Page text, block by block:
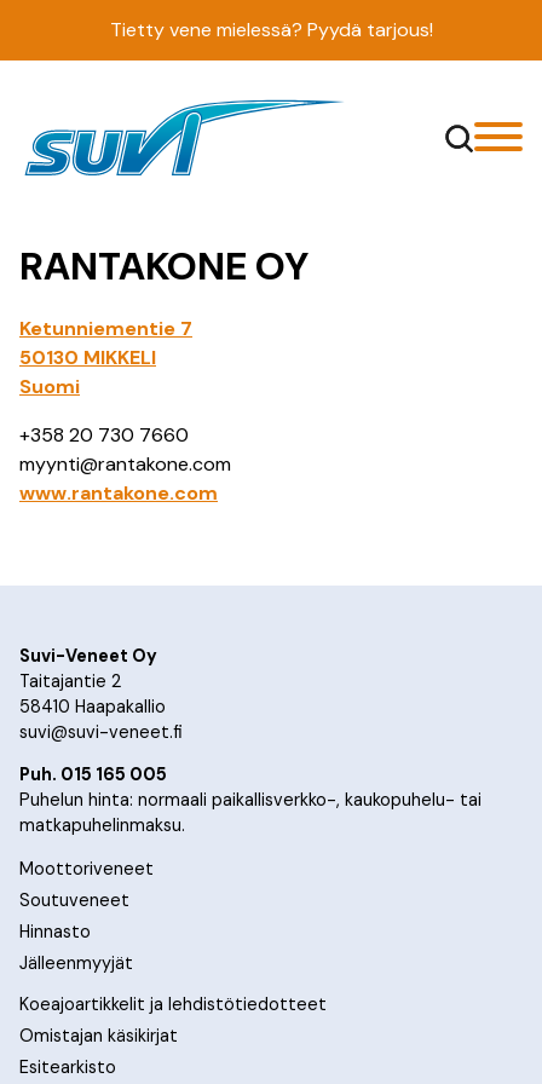
Tietty vene mielessä? Pyydä tarjous!
RANTAKONE OY
Ketunniementie 7
50130 MIKKELI
Suomi
+358 20 730 7660
myynti@rantakone.com
www.rantakone.com
Suvi-Veneet Oy
Taitajantie 2
58410 Haapakallio
suvi@suvi-veneet.fi
Puh. 015 165 005
Puhelun hinta: normaali paikallisverkko-, kaukopuhelu- tai
matkapuhelinmaksu.
Moottoriveneet
Soutuveneet
Hinnasto
Jälleenmyyjät
Koeajoartikkelit ja lehdistötiedotteet
Omistajan käsikirjat
Esitearkisto